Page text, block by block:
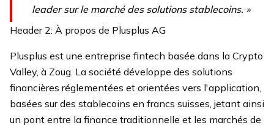
leader sur le marché des solutions stablecoins. »
Header 2: À propos de Plusplus AG
Plusplus est une entreprise fintech basée dans la Crypto
Valley, à Zoug. La société développe des solutions
financières réglementées et orientées vers l'application,
basées sur des stablecoins en francs suisses, jetant ainsi
un pont entre la finance traditionnelle et les marchés de